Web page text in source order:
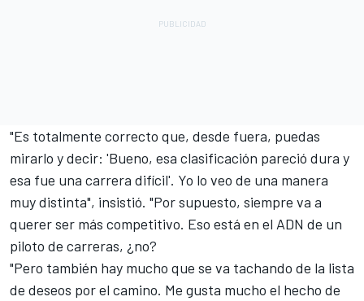
"Es totalmente correcto que, desde fuera, puedas
mirarlo y decir: 'Bueno, esa clasificación pareció dura y
esa fue una carrera difícil'. Yo lo veo de una manera
muy distinta", insistió. "Por supuesto, siempre va a
querer ser más competitivo. Eso está en el ADN de un
piloto de carreras, ¿no?
"Pero también hay mucho que se va tachando de la lista
de deseos por el camino. Me gusta mucho el hecho de